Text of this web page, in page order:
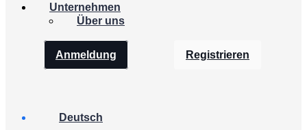
Unternehmen
Über uns
Anmeldung Registrieren
Deutsch